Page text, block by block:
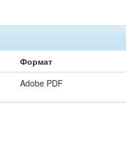
Формат
Adobe PDF